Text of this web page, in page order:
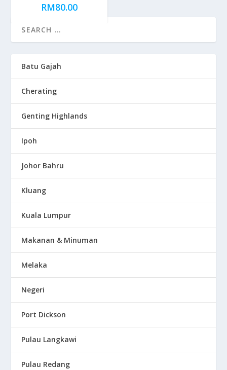
RM80.00
Batu Gajah
Cherating
Genting Highlands
Ipoh
Johor Bahru
Kluang
Kuala Lumpur
Makanan & Minuman
Melaka
Negeri
Port Dickson
Pulau Langkawi
Pulau Redang